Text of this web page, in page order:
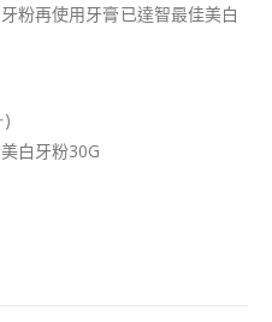
粉再使用牙膏已達智最佳美白
)
白牙粉30G